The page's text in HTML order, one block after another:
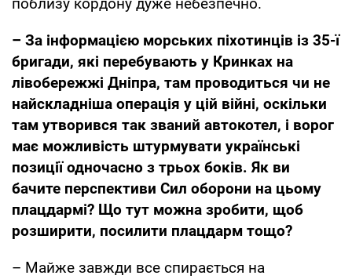
поблизу кордону дуже небезпечно.
– За інформацією морських піхотинців із 35-ї
бригади, які перебувають у Кринках на
лівобережжі Дніпра, там проводиться чи не
найскладніша операція у цій війні, оскільки
там утворився так званий автокотел, і ворог
має можливість штурмувати українські
позиції одночасно з трьох боків. Як ви
бачите перспективи Сил оборони на цьому
плацдармі? Що тут можна зробити, щоб
розширити, посилити плацдарм тощо?
– Майже завжди все спирається на